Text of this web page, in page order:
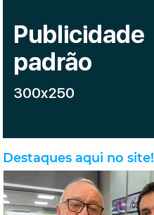
Destaques aqui no site!